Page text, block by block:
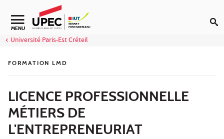
Aller au contenu
Navigation secondaire
MENU
Université Paris-Est Créteil
FORMATION LMD
LICENCE PROFESSIONNELLE
MÉTIERS DE
L'ENTREPRENEURIAT